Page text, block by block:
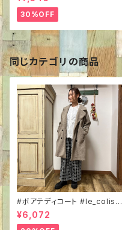
裏地付き #ふわふわ #ほっこり
#軽外装
30%OFF
同じカテゴリの商品
#ボアテディコート #le_colis 3
677218 #Wボタン #ミドル丈
#もこもこアウター
¥6,072